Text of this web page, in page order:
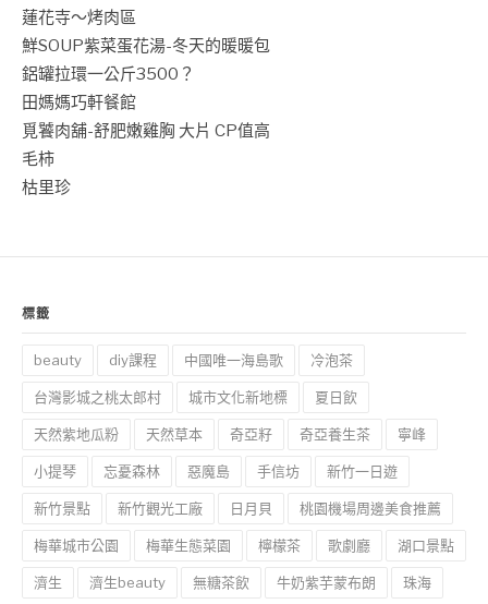
蓮花寺～烤肉區
鮮SOUP紫菜蛋花湯-冬天的暖暖包
鋁罐拉環一公斤3500？
田媽媽巧軒餐館
覓饕肉舖-舒肥嫩雞胸 大片 CP值高
毛柿
枯里珍
標籤
beauty diy課程 中國唯一海島歌 冷泡茶
台灣影城之桃太郎村 城市文化新地標 夏日飲
天然紫地瓜粉 天然草本 奇亞籽 奇亞養生茶 寧峰
小提琴 忘憂森林 惡魔島 手信坊 新竹一日遊
新竹景點 新竹觀光工廠 日月貝 桃園機場周邊美食推薦
梅華城市公園 梅華生態菜園 檸檬茶 歌劇廳 湖口景點
濟生 濟生beauty 無糖茶飲 牛奶紫芋蒙布朗 珠海